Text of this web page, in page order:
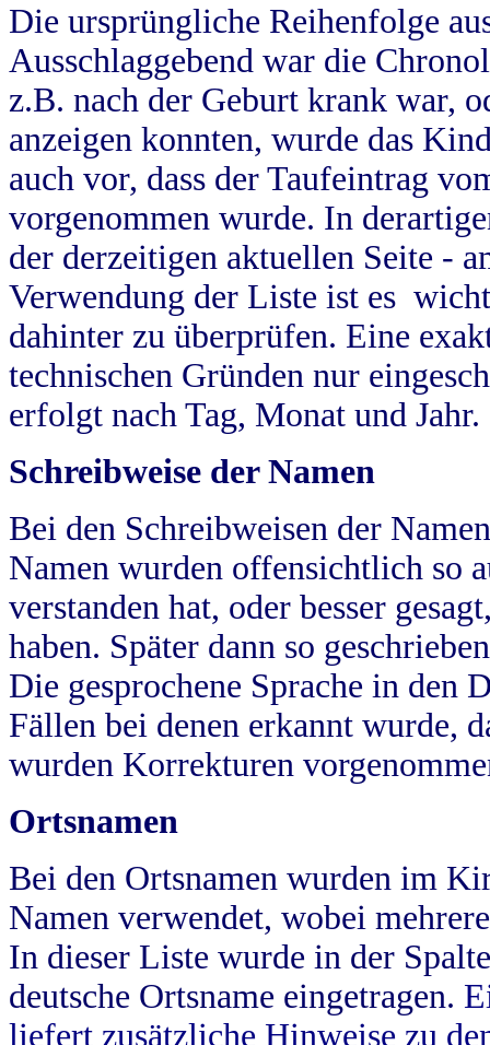
Die ursprüngliche Reihenfolge
Ausschlaggebend war die
z.B. nach der Geburt krank war,
anzeigen konnten, wurde das
auch vor, dass der Taufeintrag
vorgenommen wurde. In
der derzeitigen aktuellen Seite -
Verwendung der Liste ist es
dahinter zu überprüfen. Eine
technischen Gründen nur
erfolgt nach Tag, Monat und Jahr.
Schreibweise der Namen
Bei den Schreibweisen der
Namen wurden offensichtlich so
verstanden hat, oder besser
haben. Später dann so
Die gesprochene Sprache in
Fällen bei denen erkannt wurde,
wurden Korrekturen
Ortsnamen
Bei den Ortsnamen wurden im
Namen verwendet, wobei
In dieser Liste wurde in der
deutsche Ortsname eingetragen.
liefert zusätzliche Hinweise zu